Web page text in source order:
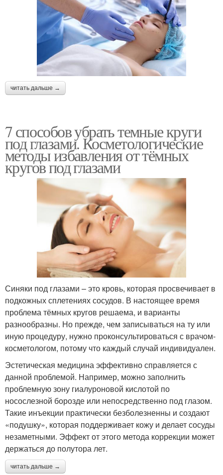
читать дальше →
7 способов убрать темные круги
под глазами. Косметологические
методы избавления от тёмных
кругов под глазами
Синяки под глазами – это кровь, которая просвечивает в
подкожных сплетениях сосудов. В настоящее время
проблема тёмных кругов решаема, и варианты
разнообразны. Но прежде, чем записываться на ту или
иную процедуру, нужно проконсультироваться с врачом-
косметологом, потому что каждый случай индивидуален.
Эстетическая медицина эффективно справляется с
данной проблемой. Например, можно заполнить
проблемную зону гиалуроновой кислотой по
носослезной борозде или непосредственно под глазом.
Такие инъекции практически безболезненны и создают
«подушку», которая поддерживает кожу и делает сосуды
незаметными. Эффект от этого метода коррекции может
держаться до полутора лет.
читать дальше →